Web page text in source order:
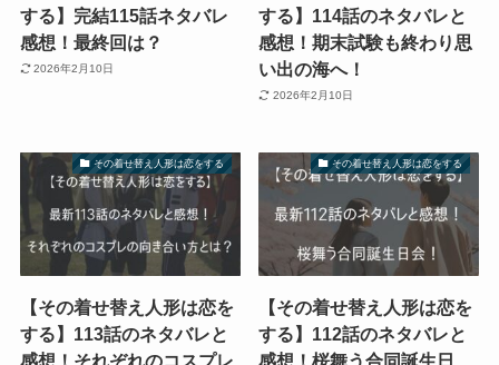
する】完結115話ネタバレ
感想！最終回は？
2026年2月10日
する】114話のネタバレと
感想！期末試験も終わり思
い出の海へ！
2026年2月10日
その着せ替え人形は恋をする
【その着せ替え人形は恋を
する】113話のネタバレと
感想！それぞれのコスプレ
その着せ替え人形は恋をする
【その着せ替え人形は恋を
する】112話のネタバレと
感想！桜舞う合同誕生日